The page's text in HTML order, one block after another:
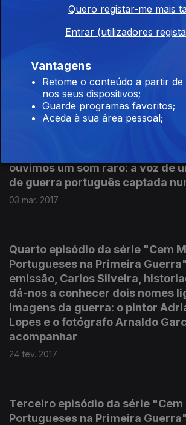
conversamos com o presidente
Coordenadora das Evocações
10 mar. 2017
Quinto episódio da série "Cem
na Primeira Guerra", com Isabel
ouvimos um som raro: a voz de
de guerra português captada
03 mar. 2017
Quarto episódio da série "Cem
Portugueses na Primeira
emissão, Carlos Silveira,
dá-nos a conhecer dois nomes
imagens da guerra: o pintor
Lopes e o fotógrafo Arnaldo
acompanhar
24 fev. 2017
Terceiro episódio da série "Cem
Portugueses na Primeira
Quero registar-me mais
Entrar (utilizadores
Vantagens
Retome o conteúdo a partir
nos seus dispositivos;
Guarde programas favoritos;
Aceda à sua área pessoal;